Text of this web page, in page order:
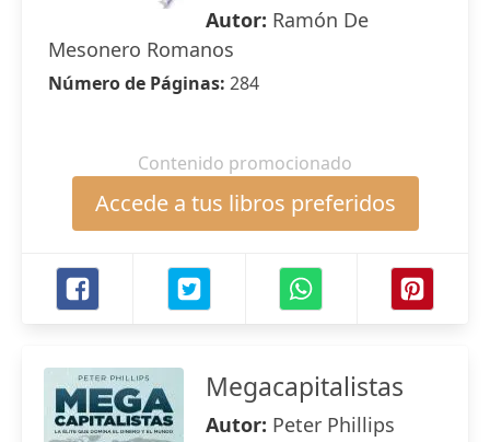
Autor: Ramón De
Mesonero Romanos
Número de Páginas: 284
Contenido promocionado
Accede a tus libros preferidos
Megacapitalistas
Autor: Peter Phillips